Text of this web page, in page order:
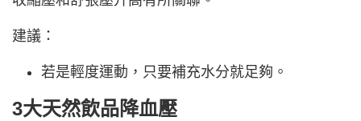
建議：
若是輕度運動，只要補充水分就足夠。
3大天然飲品降血壓